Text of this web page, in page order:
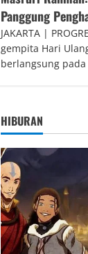
Panggung
JAKARTA |
gempita Hari
berlangsung
HIBURAN